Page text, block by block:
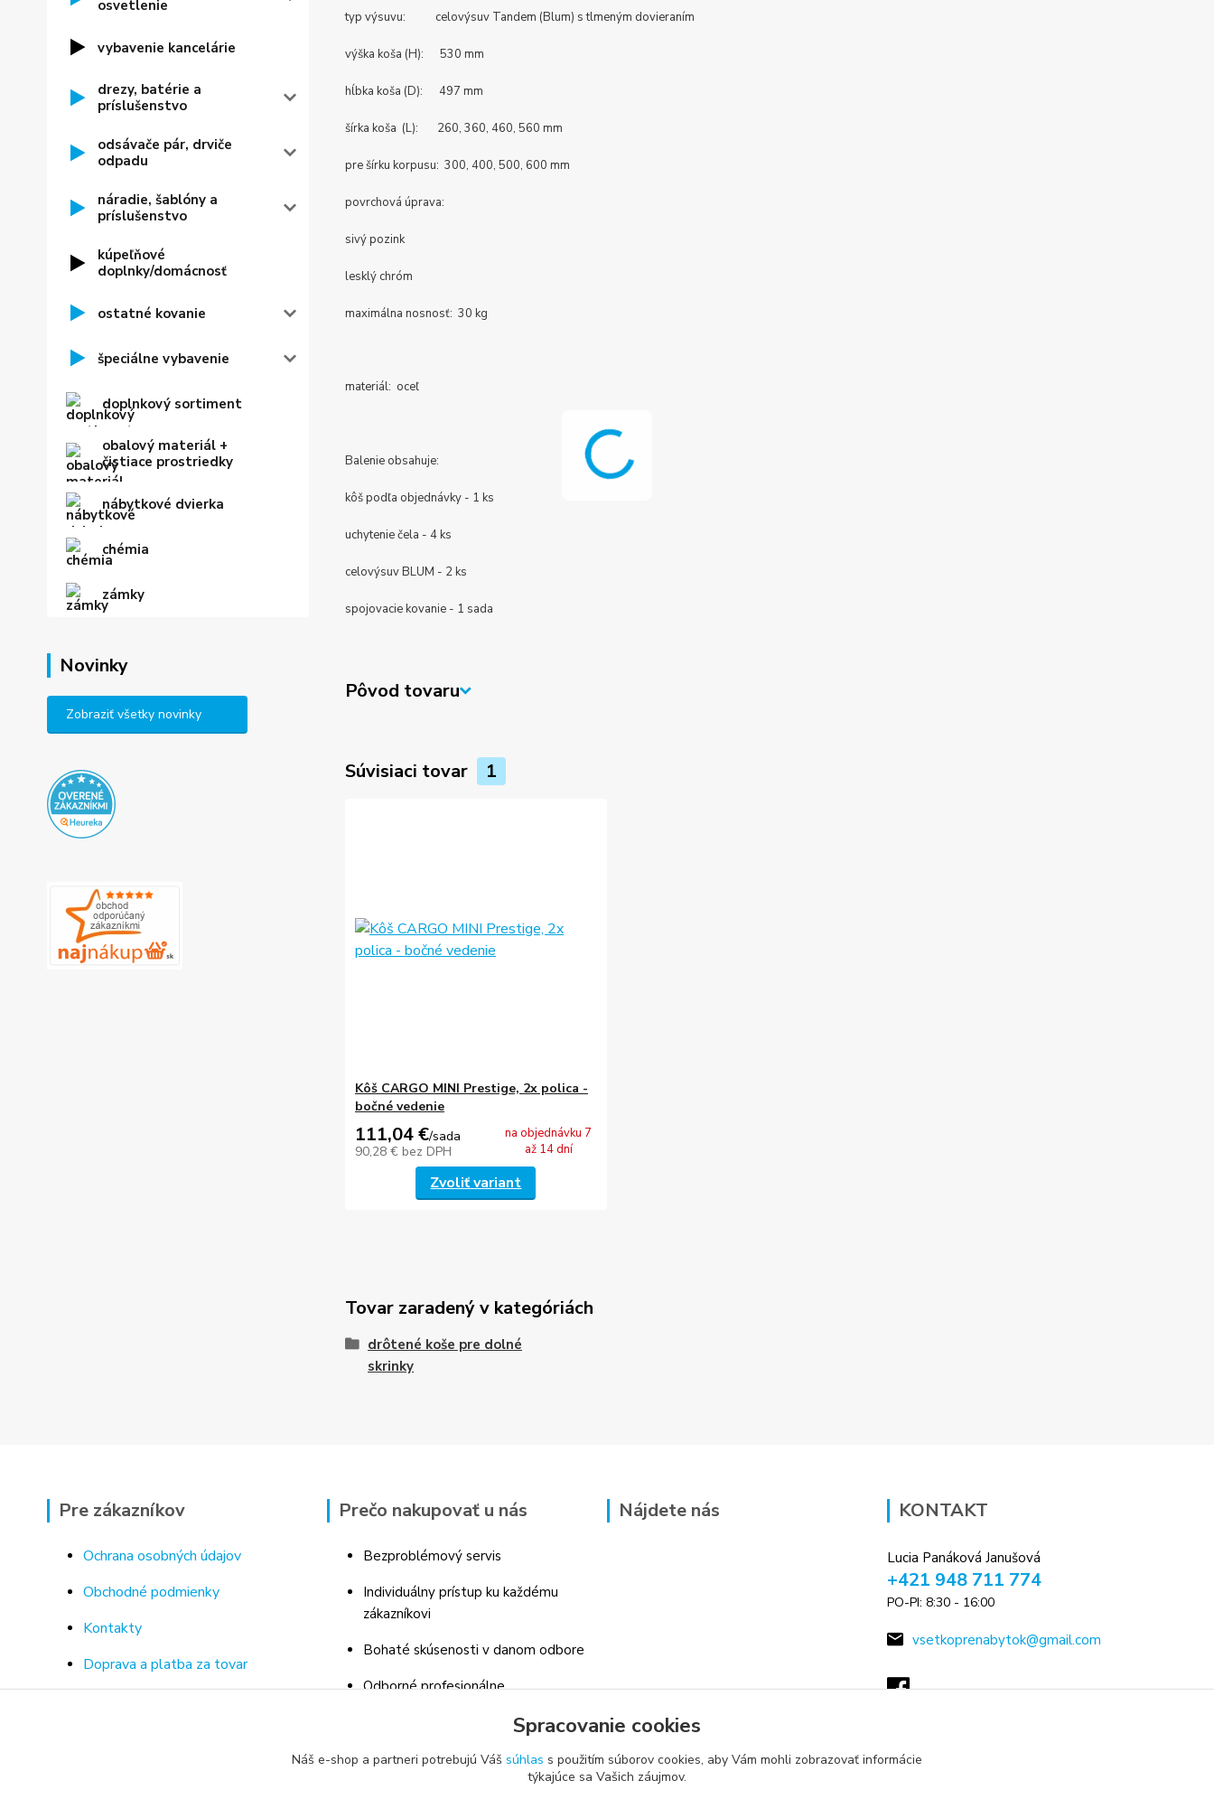
osvetlenie
vybavenie kancelárie
drezy, batérie a
príslušenstvo
odsávače pár, drviče
odpadu
náradie, šablóny a
príslušenstvo
kúpeľňové
doplnky/domácnosť
ostatné kovanie
špeciálne vybavenie
doplnkový sortiment
obalový materiál +
čistiace prostriedky
nábytkové dvierka
chémia
zámky
Novinky
Zobraziť všetky novinky
typ výsuvu: celovýsuv Tandem (Blum) s tlmeným dovieraním
výška koša (H): 530 mm
hĺbka koša (D): 497 mm
šírka koša (L): 260, 360, 460, 560 mm
pre šírku korpusu: 300, 400, 500, 600 mm
povrchová úprava:
sivý pozink
lesklý chróm
maximálna nosnosť: 30 kg
materiál: oceľ
Balenie obsahuje:
kôš podľa objednávky - 1 ks
uchytenie čela - 4 ks
celovýsuv BLUM - 2 ks
spojovacie kovanie - 1 sada
Pôvod tovaru
Súvisiaci tovar 1
Kôš CARGO MINI Prestige, 2x polica -
bočné vedenie
111,04 €/sada
90,28 € bez DPH
na objednávku 7
až 14 dní
Zvoliť variant
Tovar zaradený v kategóriách
drôtené koše pre dolné
skrinky
Pre zákazníkov
Ochrana osobných údajov
Obchodné podmienky
Kontakty
Doprava a platba za tovar
Prečo nakupovať u nás
Bezproblémový servis
Individuálny prístup ku každému
zákazníkovi
Bohaté skúsenosti v danom odbore
Odborné profesionálne
Nájdete nás KONTAKT
Lucia Panáková Janušová
+421 948 711 774
PO-PI: 8:30 - 16:00
vsetkoprenabytok@gmail.com
Spracovanie cookies
Náš e-shop a partneri potrebujú Váš súhlas s použitím súborov cookies, aby Vám mohli zobrazovať informácie
týkajúce sa Vašich záujmov.